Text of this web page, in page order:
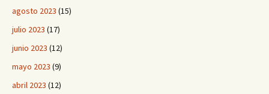
agosto 2023 (15)
julio 2023 (17)
junio 2023 (12)
mayo 2023 (9)
abril 2023 (12)